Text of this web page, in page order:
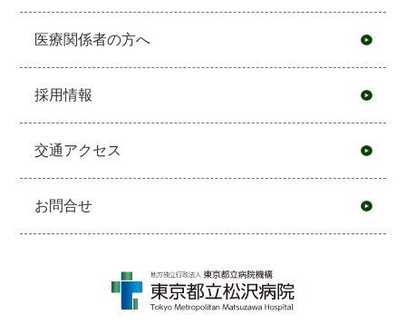
医療関係者の方へ
採用情報
交通アクセス
お問合せ